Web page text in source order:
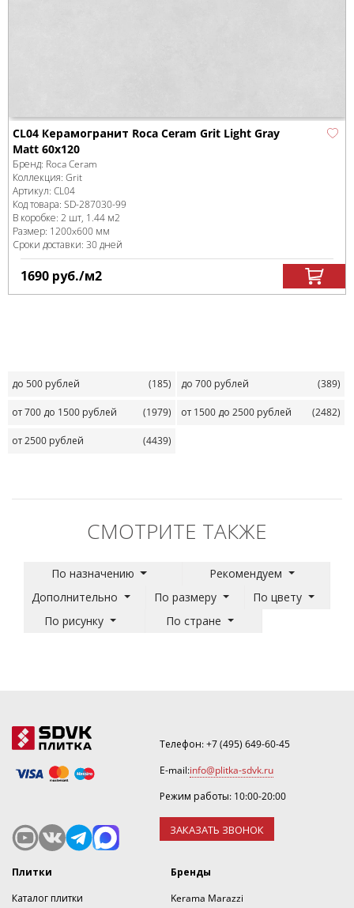
CL04 Керамогранит Roca Ceram Grit Light Gray
Matt 60x120
Бренд: Roca Ceram
Коллекция: Grit
Артикул: CL04
Код товара: SD-287030-99
В коробке: 2 шт, 1.44 м2
Размер: 1200x600 мм
Сроки доставки: 30 дней
1690 руб./м2
до 500 рублей (185) до 700 рублей (389)
от 700 до 1500 рублей (1979) от 1500 до 2500 рублей (2482)
от 2500 рублей (4439)
СМОТРИТЕ ТАКЖЕ
По назначению
Рекомендуем
Дополнительно
По размеру
По цвету
По рисунку
По стране
Телефон:+7 (495) 649-60-45
E-mail:info@plitka-sdvk.ru
Режим работы: 10:00-20:00
ЗАКАЗАТЬ ЗВОНОК
Плитки
Каталог плитки
Бренды
Kerama Marazzi